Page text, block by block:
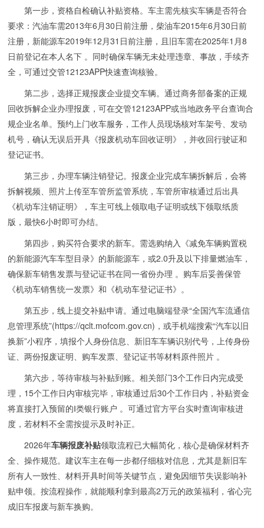
第一步，资格自检确认补贴资格。车主需先核实车辆是否符合
要求：汽油车需2013年6月30日前注册，柴油车2015年6月30日前
注册，新能源车2019年12月31日前注册，且旧车需在2025年1月8
日前登记在本人名下 。同时确保车辆无未处理违章、事故，手续齐
全，可通过交管12123APP快速查询核验。
第二步，选择正规报废企业提交车辆。通过商务部备案的正规
回收拆解企业办理报废，可在交管12123APP或当地政务平台查询合
规企业名单。预约上门收车服务，工作人员现场核对车架号、发动
机号，确认无误后开具《报废机动车回收证明》，并收回行驶证和
登记证书。
第三步，办理车辆注销登记。报废企业完成车辆拆解后，会将
拆解视频、照片上传至车管所监管系统，车管所审核通过后出具
《机动车注销证明》，车主可线上领取电子证明或线下领取纸质
版，最快6小时即可办结。
第四步，购买符合要求的新车。需选购纳入《减免车辆购置税
的新能源汽车车型目录》的新能源车，或2.0升及以下排量燃油车，
确保新车销售发票与登记证书在同一省份办理 。购车后妥善保管
《机动车销售统一发票》和《机动车登记证书》。
第五步，线上提交补贴申请。通过电脑端登录“全国汽车流通信
息管理系统”(https://qclt.mofcom.gov.cn)，或手机端搜索“汽车以旧
换新”小程序，填报个人身份信息、新旧车车辆识别代号，上传身份
证、两份报废证明、购车发票、登记证书等材料原件照片 。
第六步，等待审核与补贴到账。相关部门3个工作日内完成受
理，15个工作日内审核完毕，审核通过后30个工作日内，补贴资金
将直接打入预留的Ⅰ类银行账户 。可通过官方平台实时查询审核进
度，若材料不全需按提示及时补正。
2026年车辆报废补贴领取流程已大幅简化，核心是确保材料齐
全、操作规范。建议车主在每一步都仔细核对信息，尤其是新旧车
所有人一致性、材料开具时间等关键节点，避免因细节失误影响补
贴申领。按流程操作，就能顺利拿到最高2万元的政策福利，省心完
成旧车报废与新车换购。